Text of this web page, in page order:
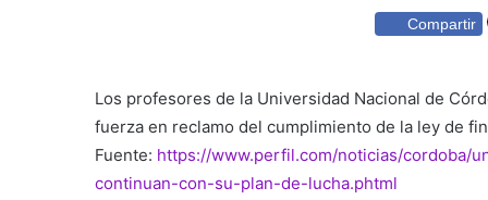
Compartir
Los profesores de la Universidad Nacional de
fuerza en reclamo del cumplimiento de la ley de
Fuente: https://www.perfil.com/noticias/
continuan-con-su-plan-de-lucha.phtml